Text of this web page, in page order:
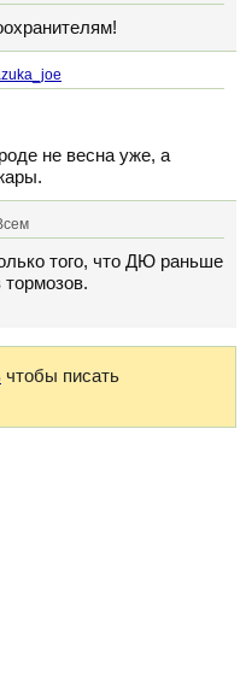
не весна уже, а
того, что ДЮ раньше
тормозов.
чтобы писать